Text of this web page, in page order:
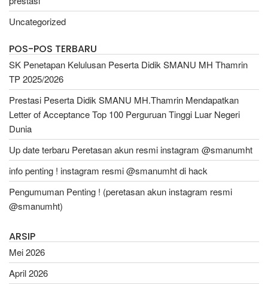
Uncategorized
POS-POS TERBARU
SK Penetapan Kelulusan Peserta Didik SMANU MH Thamrin
TP 2025/2026
Prestasi Peserta Didik SMANU MH.Thamrin Mendapatkan
Letter of Acceptance Top 100 Perguruan Tinggi Luar Negeri
Dunia
Up date terbaru Peretasan akun resmi instagram @smanumht
info penting ! instagram resmi @smanumht di hack
Pengumuman Penting ! (peretasan akun instagram resmi
@smanumht)
ARSIP
Mei 2026
April 2026